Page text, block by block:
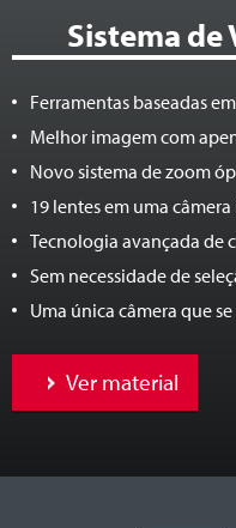
Sistema
Ferramentas baseadas
Melhor imagem com
Novo sistema de zoom
19 lentes em uma
Tecnologia avançada de
Sem necessidade de
Uma única câmera que
Ver material